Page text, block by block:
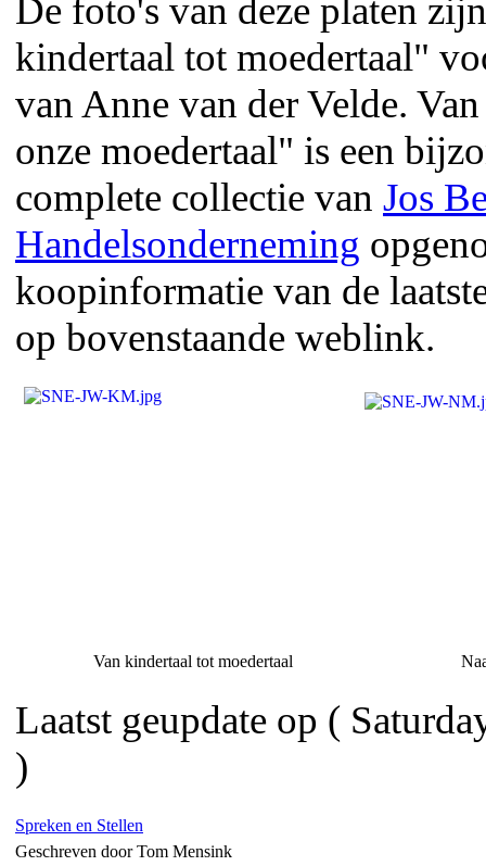
De foto's van deze platen
kindertaal tot moedertaal"
van Anne van der Velde.
onze moedertaal" is een
complete collectie van Jos
Handelsonderneming
koopinformatie van de
op bovenstaande weblink.
Van kindertaal tot moedertaal
Laatst geupdate op (
)
Spreken en Stellen
Geschreven door Tom Mensink